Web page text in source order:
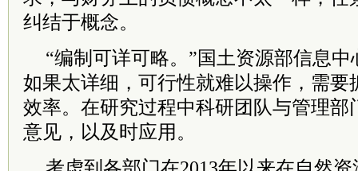
纠结于概念。
“编制可详可略。”国土资源部信息
如果太详细，可行性就难以操作，需要
效率。在研究过程中科研团队与管理部
意见，以及时应用。